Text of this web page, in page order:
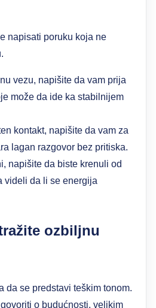
napisati poruku koja ne
vezu, napišite da vam prija
može da ide ka stabilnijem
kontakt, napišite da vam za
lagan razgovor bez pritiska.
napišite da biste krenuli od
videli da li se energija
ozbiljnu
da se predstavi teškim tonom.
o budućnosti, velikim